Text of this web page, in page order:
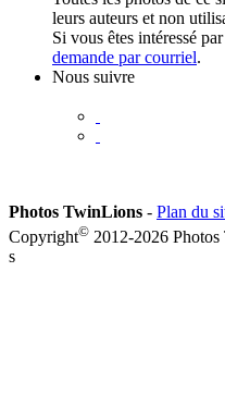
leurs auteurs et non
Si vous êtes intéressé
demande par courriel.
Nous suivre
Photos TwinLions - Plan du
Copyright© 2012-2026
s